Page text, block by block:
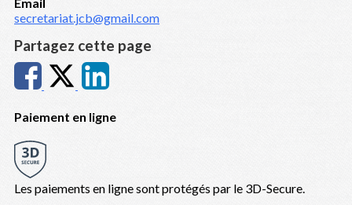
Email
secretariat.jcb@gmail.com
Partagez cette page
Paiement en ligne
Les paiements en ligne sont protégés par le 3D-Secure.